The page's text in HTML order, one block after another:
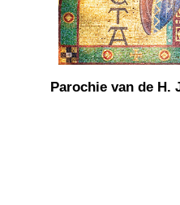
Parochie van de H.